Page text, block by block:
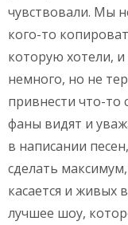
чувствовали. Мы
кого-то
которую хотели, и
немного, но не
привнести что-
фаны видят и
в написании
сделать
касается и живых
лучшее шоу,